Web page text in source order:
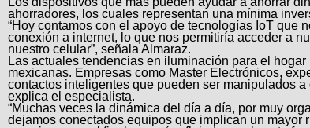
ahorradores, los cuales representan una mínima
“Hoy contamos con el apoyo de tecnologías IoT que
conexión a internet, lo que nos permitiría acceder a
nuestro celular”, señala Almaraz.
Las actuales tendencias en iluminación para el
mexicanas. Empresas como Master Electrónicos,
contactos inteligentes que pueden ser manipulados
explica el especialista.
“Muchas veces la dinámica del día a día, por muy
dejamos conectados equipos que implican un